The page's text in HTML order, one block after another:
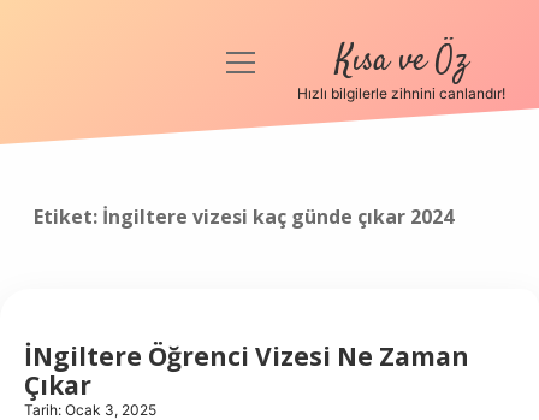
Anasayfa
menüyü
Kısa ve Öz
Hızlı bilgilerle zihnini canlandır!
Etiket: İngiltere vizesi kaç günde çıkar 2024
İNgiltere Öğrenci Vizesi Ne Zaman
Çıkar
Tarih: Ocak 3, 2025